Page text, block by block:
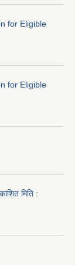
for Eligible
for Eligible
मिति :